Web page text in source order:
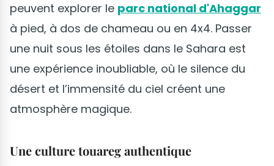
peuvent explorer le parc national d'Ahaggar
à pied, à dos de chameau ou en 4x4. Passer
une nuit sous les étoiles dans le Sahara est
une expérience inoubliable, où le silence du
désert et l’immensité du ciel créent une
atmosphère magique.
Une culture touareg authentique